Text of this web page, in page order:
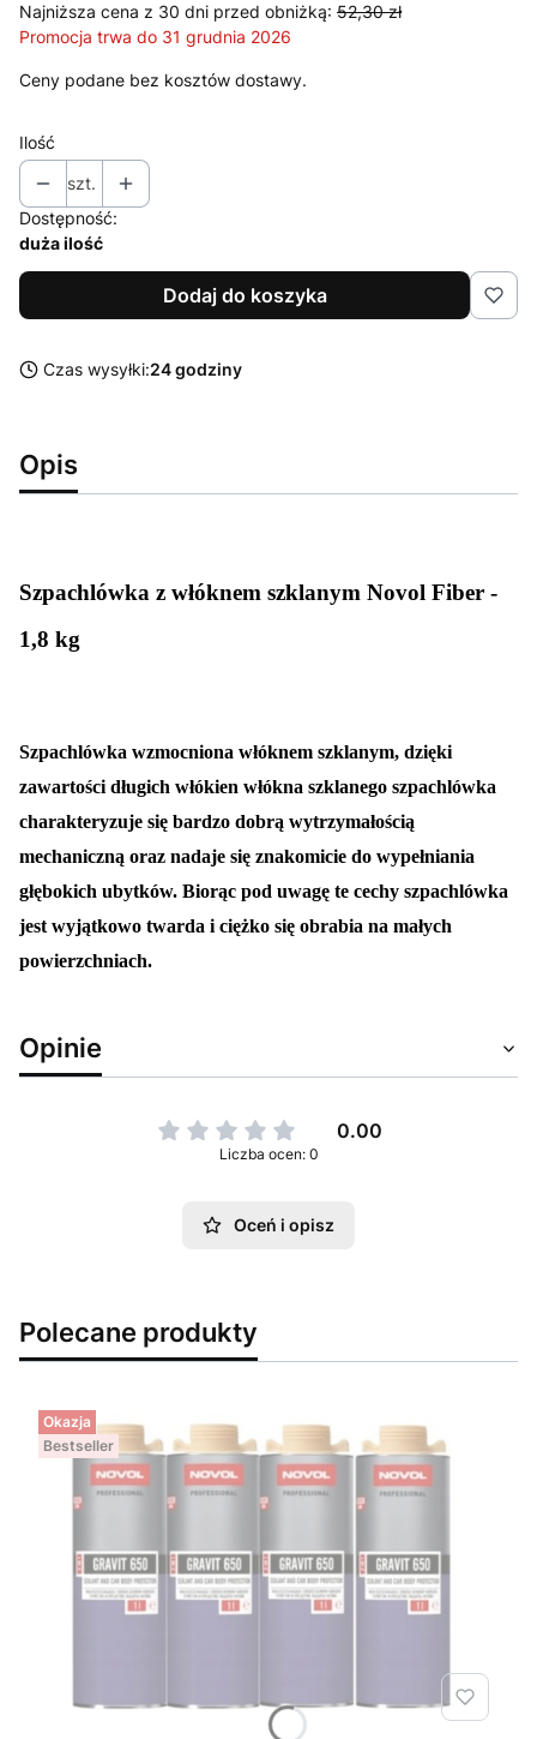
Najniższa cena z 30 dni przed obniżką: 52,30 zł
Promocja trwa do 31 grudnia 2026
Ceny podane bez kosztów dostawy.
Ilość
szt.
Dostępność:
duża ilość
Dodaj do koszyka
Czas wysyłki:24 godziny
Opis
Szpachlówka z włóknem szklanym Novol Fiber -
1,8 kg
Szpachlówka wzmocniona włóknem szklanym, dzięki
zawartości długich włókien włókna szklanego szpachlówka
charakteryzuje się bardzo dobrą wytrzymałością
mechaniczną oraz nadaje się znakomicie do wypełniania
głębokich ubytków. Biorąc pod uwagę te cechy szpachlówka
jest wyjątkowo twarda i ciężko się obrabia na małych
powierzchniach.
Opinie
0.00
Liczba ocen: 0
Oceń i opisz
Polecane produkty
Okazja
Bestseller